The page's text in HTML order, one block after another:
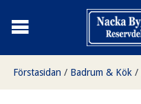
Förstasidan / Badrum & Kök /